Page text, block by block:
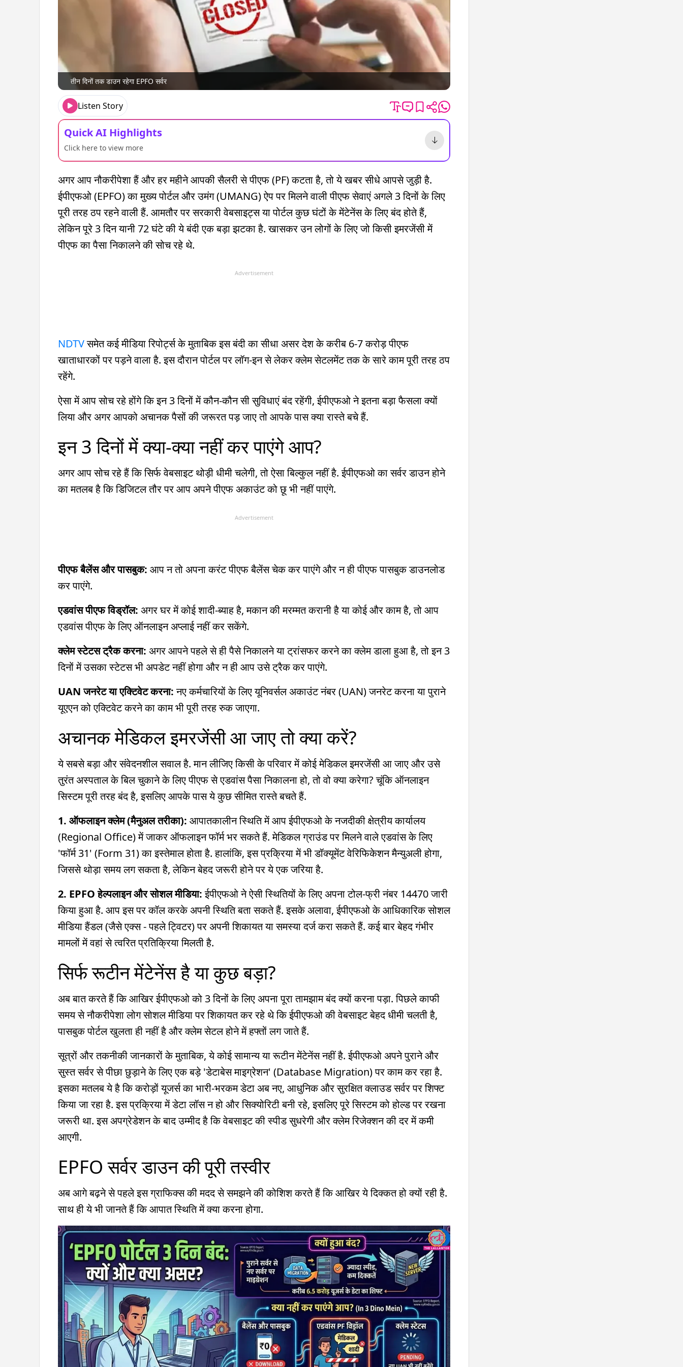
तीन दिनों तक डाउन रहेगा EPFO सर्वर
Listen Story
Quick AI Highlights
Click here to view more
अगर आप नौकरीपेशा हैं और हर महीने आपकी सैलरी से पीएफ (PF) कटता है, तो ये खबर सीधे आपसे जुड़ी है.
ईपीएफओ (EPFO) का मुख्य पोर्टल और उमंग (UMANG) ऐप पर मिलने वाली पीएफ सेवाएं अगले 3 दिनों के लिए
पूरी तरह ठप रहने वाली हैं. आमतौर पर सरकारी वेबसाइट्स या पोर्टल कुछ घंटों के मेंटेनेंस के लिए बंद होते हैं,
लेकिन पूरे 3 दिन यानी 72 घंटे की ये बंदी एक बड़ा झटका है. खासकर उन लोगों के लिए जो किसी इमरजेंसी में
पीएफ का पैसा निकालने की सोच रहे थे.
Advertisement
NDTVसमेत कई मीडिया रिपोर्ट्स के मुताबिक इस बंदी का सीधा असर देश के करीब 6-7 करोड़ पीएफ
खाताधारकों पर पड़ने वाला है. इस दौरान पोर्टल पर लॉग-इन से लेकर क्लेम सेटलमेंट तक के सारे काम पूरी तरह ठप
रहेंगे.
ऐसा में आप सोच रहे होंगे कि इन 3 दिनों में कौन-कौन सी सुविधाएं बंद रहेंगी, ईपीएफओ ने इतना बड़ा फैसला क्यों
लिया और अगर आपको अचानक पैसों की जरूरत पड़ जाए तो आपके पास क्या रास्ते बचे हैं.
इन 3 दिनों में क्या-क्या नहीं कर पाएंगे आप?
अगर आप सोच रहे हैं कि सिर्फ वेबसाइट थोड़ी धीमी चलेगी, तो ऐसा बिल्कुल नहीं है. ईपीएफओ का सर्वर डाउन होने
का मतलब है कि डिजिटल तौर पर आप अपने पीएफ अकाउंट को छू भी नहीं पाएंगे.
Advertisement
पीएफ बैलेंस और पासबुक: आप न तो अपना करंट पीएफ बैलेंस चेक कर पाएंगे और न ही पीएफ पासबुक डाउनलोड
कर पाएंगे.
एडवांस पीएफ विड्रॉल: अगर घर में कोई शादी-ब्याह है, मकान की मरम्मत करानी है या कोई और काम है, तो आप
एडवांस पीएफ के लिए ऑनलाइन अप्लाई नहीं कर सकेंगे.
क्लेम स्टेटस ट्रैक करना: अगर आपने पहले से ही पैसे निकालने या ट्रांसफर करने का क्लेम डाला हुआ है, तो इन 3
दिनों में उसका स्टेटस भी अपडेट नहीं होगा और न ही आप उसे ट्रैक कर पाएंगे.
UAN जनरेट या एक्टिवेट करना:नए कर्मचारियों के लिए यूनिवर्सल अकाउंट नंबर (UAN) जनरेट करना या पुराने
यूएएन को एक्टिवेट करने का काम भी पूरी तरह रुक जाएगा.
अचानक मेडिकल इमरजेंसी आ जाए तो क्या करें?
ये सबसे बड़ा और संवेदनशील सवाल है. मान लीजिए किसी के परिवार में कोई मेडिकल इमरजेंसी आ जाए और उसे
तुरंत अस्पताल के बिल चुकाने के लिए पीएफ से एडवांस पैसा निकालना हो, तो वो क्या करेगा? चूंकि ऑनलाइन
सिस्टम पूरी तरह बंद है, इसलिए आपके पास ये कुछ सीमित रास्ते बचते हैं.
1. ऑफलाइन क्लेम (मैनुअल तरीका): आपातकालीन स्थिति में आप ईपीएफओ के नजदीकी क्षेत्रीय कार्यालय
(Regional Office) में जाकर ऑफलाइन फॉर्म भर सकते हैं. मेडिकल ग्राउंड पर मिलने वाले एडवांस के लिए
'फॉर्म 31' (Form 31) का इस्तेमाल होता है. हालांकि, इस प्रक्रिया में भी डॉक्यूमेंट वेरिफिकेशन मैन्युअली होगा,
जिससे थोड़ा समय लग सकता है, लेकिन बेहद जरूरी होने पर ये एक जरिया है.
2. EPFO हेल्पलाइन और सोशल मीडिया:ईपीएफओ ने ऐसी स्थितियों के लिए अपना टोल-फ्री नंबर 14470 जारी
किया हुआ है. आप इस पर कॉल करके अपनी स्थिति बता सकते हैं. इसके अलावा, ईपीएफओ के आधिकारिक सोशल
मीडिया हैंडल (जैसे एक्स - पहले ट्विटर) पर अपनी शिकायत या समस्या दर्ज करा सकते हैं. कई बार बेहद गंभीर
मामलों में वहां से त्वरित प्रतिक्रिया मिलती है.
सिर्फ रूटीन मेंटेनेंस है या कुछ बड़ा?
अब बात करते हैं कि आखिर ईपीएफओ को 3 दिनों के लिए अपना पूरा तामझाम बंद क्यों करना पड़ा. पिछले काफी
समय से नौकरीपेशा लोग सोशल मीडिया पर शिकायत कर रहे थे कि ईपीएफओ की वेबसाइट बेहद धीमी चलती है,
पासबुक पोर्टल खुलता ही नहीं है और क्लेम सेटल होने में हफ्तों लग जाते हैं.
सूत्रों और तकनीकी जानकारों के मुताबिक, ये कोई सामान्य या रूटीन मेंटेनेंस नहीं है. ईपीएफओ अपने पुराने और
सुस्त सर्वर से पीछा छुड़ाने के लिए एक बड़े 'डेटाबेस माइग्रेशन' (Database Migration) पर काम कर रहा है.
इसका मतलब ये है कि करोड़ों यूजर्स का भारी-भरकम डेटा अब नए, आधुनिक और सुरक्षित क्लाउड सर्वर पर शिफ्ट
किया जा रहा है. इस प्रक्रिया में डेटा लॉस न हो और सिक्योरिटी बनी रहे, इसलिए पूरे सिस्टम को होल्ड पर रखना
जरूरी था. इस अपग्रेडेशन के बाद उम्मीद है कि वेबसाइट की स्पीड सुधरेगी और क्लेम रिजेक्शन की दर में कमी
आएगी.
EPFO सर्वर डाउन की पूरी तस्वीर
अब आगे बढ़ने से पहले इस ग्राफिक्स की मदद से समझने की कोशिश करते हैं कि आखिर ये दिक्कत हो क्यों रही है.
साथ ही ये भी जानते हैं कि आपात स्थिति में क्या करना होगा.